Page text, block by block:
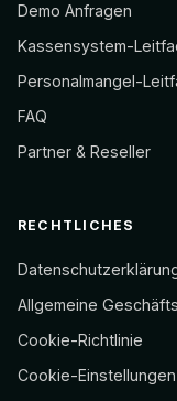
Demo Anfragen
Kassensystem-
Personalmangel-
FAQ
Partner & Reseller
RECHTLICHES
Allgemeine
Cookie-Richtlinie
Cookie-Einstellungen